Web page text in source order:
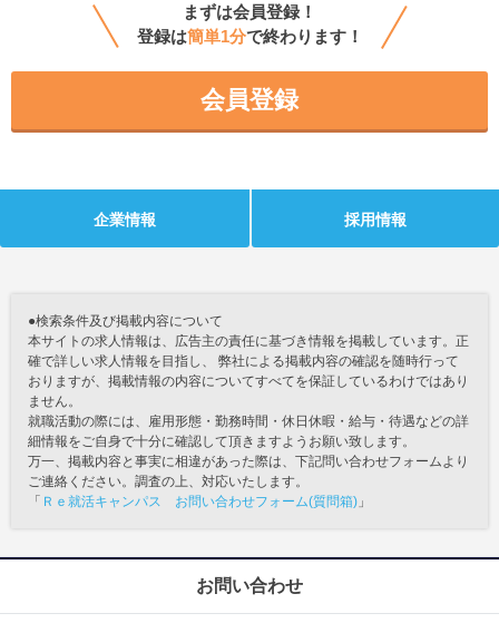
まずは会員登録！
登録は簡単1分で終わります！
会員登録
企業情報 採用情報
●検索条件及び掲載内容について
本サイトの求人情報は、広告主の責任に基づき情報を掲載しています。正
確で詳しい求人情報を目指し、 弊社による掲載内容の確認を随時行って
おりますが、掲載情報の内容についてすべてを保証しているわけではあり
ません。
就職活動の際には、雇用形態・勤務時間・休日休暇・給与・待遇などの詳
細情報をご自身で十分に確認して頂きますようお願い致します。
万一、掲載内容と事実に相違があった際は、下記問い合わせフォームより
ご連絡ください。調査の上、対応いたします。
「 Ｒｅ就活キャンパス お問い合わせフォーム(質問箱) 」
お問い合わせ